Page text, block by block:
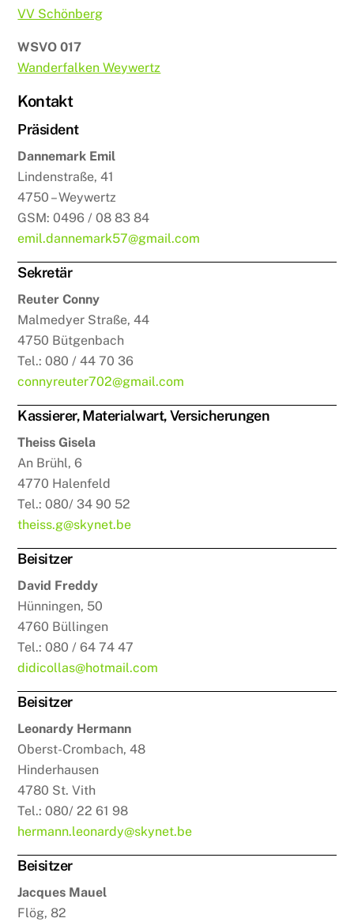
VV Schönberg
WSVO 017
Wanderfalken Weywertz
Kontakt
Präsident
Dannemark Emil
Lindenstraße, 41
4750 – Weywertz
GSM: 0496 / 08 83 84
emil.dannemark57@gmail.com
Sekretär
Reuter Conny
Malmedyer Straße, 44
4750 Bütgenbach
Tel.: 080 / 44 70 36
connyreuter702@gmail.com
Kassierer, Materialwart, Versicherungen
Theiss Gisela
An Brühl, 6
4770 Halenfeld
Tel.: 080/ 34 90 52
theiss.g@skynet.be
Beisitzer
David Freddy
Hünningen, 50
4760 Büllingen
Tel.: 080 / 64 74 47
didicollas@hotmail.com
Beisitzer
Leonardy Hermann
Oberst-Crombach, 48
Hinderhausen
4780 St. Vith
Tel.: 080/ 22 61 98
hermann.leonardy@skynet.be
Beisitzer
Jacques Mauel
Flög, 82